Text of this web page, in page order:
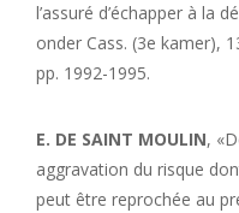
l’assuré d’échapper à la
onder Cass. (3e kamer),
pp. 1992-1995.
E. DE SAINT MOULIN,
aggravation du risque
peut être reprochée au